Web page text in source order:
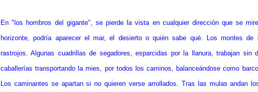
En "los hombros del gigante", se pierde la vista en cualquier dirección que se
horizonte, podría aparecer el mar, el desierto o quién sabe qué. Los montes de
rastrojos. Algunas cuadrillas de segadores, esparcidas por la llanura, trabajan sin
caballerías transportando la mies, por todos los caminos, balanceándose como
Los caminantes se apartan si no quieren verse arrollados. Tras las mulas andan